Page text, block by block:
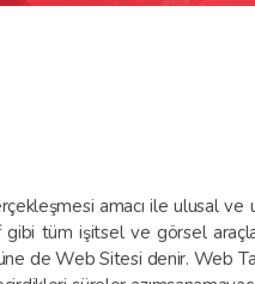
amacı ile ulusal
tüm işitsel ve görsel
de Web Sitesi denir. Web